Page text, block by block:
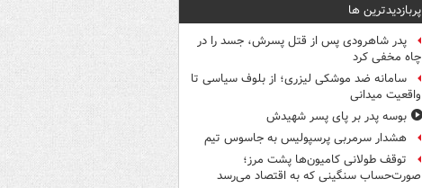
پربازدیدترین ها
پدر شاهرودی پس از قتل پسرش، جسد را در
چاه مخفی کرد
سامانه ضد موشکی لیزری؛ از بلوف سیاسی تا
واقعیت میدانی
بوسه‌ پدر بر پای پسر شهیدش
هشدار سرمربی پرسپولیس به جاسوس تیم
توقف طولانی کامیون‌ها پشت مرز؛
صورت‌حساب سنگینی که به اقتصاد می‌رسد